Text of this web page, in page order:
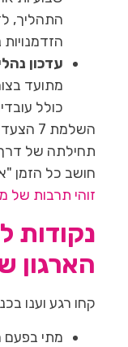
התהליך,
עדכון
מתועד
כולל
השלמת
תחילתה של
חושב כל הזמן
זוהי תרבות של
נקודות
הארגון
קחו רגע וענו
מתי בפעם